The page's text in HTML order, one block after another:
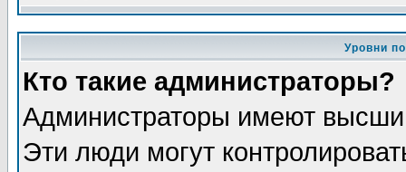
Уровни
Кто такие администраторы?
Администраторы имеют
Эти люди могут